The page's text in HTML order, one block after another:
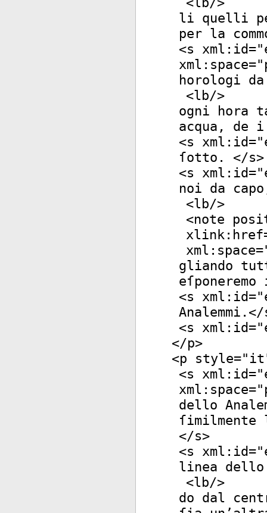
li quelli
per la
<s xml:id="
xml:space="
horologi
<lb/>
ogni hora
acqua,
<s xml:id="
ſotto. </s>
<s xml:id="
noi da
<lb/>
<note
xlink:href
xml:space
gliando
<s xml:id="
Analemmi.</
<s xml:id="
</p>
<p style="it
<s xml:id="
xml:space="
dello
</s>
<s xml:id="
linea
<lb/>
do dal